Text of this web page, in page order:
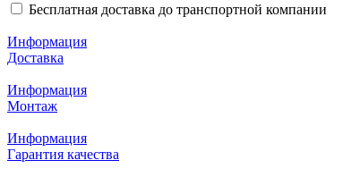
Бесплатная доставка до транспортной компании
Информация
Доставка
Информация
Монтаж
Информация
Гарантия качества